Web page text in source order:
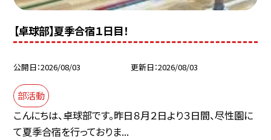
【卓球部】夏季合宿１日目！
公開日 2026/08/03 更新日 2026/08/03
部活動
こんにちは、卓球部です。昨日８月２日より３日間、尽性園に
て夏季合宿を行っておりま...